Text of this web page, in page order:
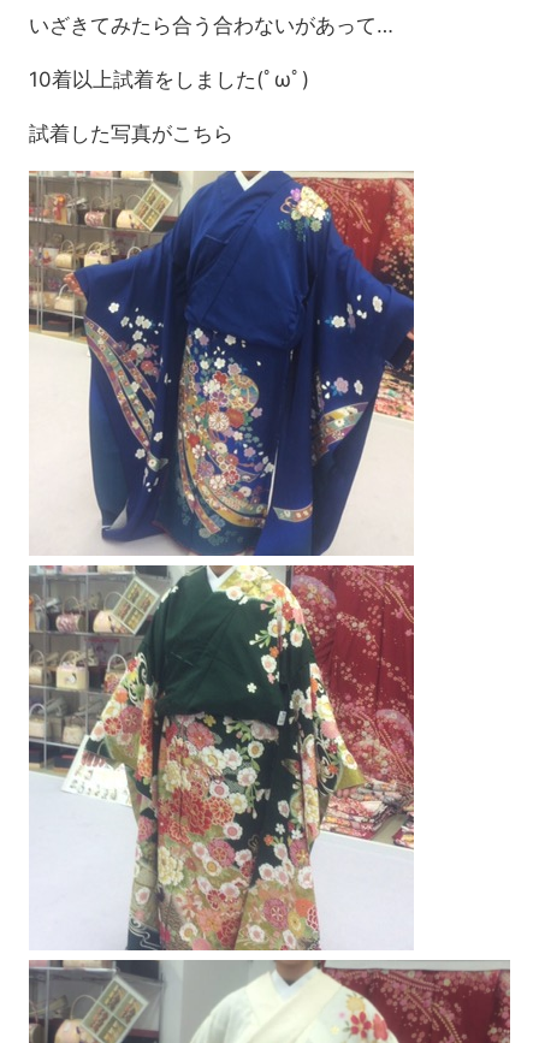
いざきてみたら合う合わないがあって…
10着以上試着をしました(ﾟωﾟ)
試着した写真がこちら